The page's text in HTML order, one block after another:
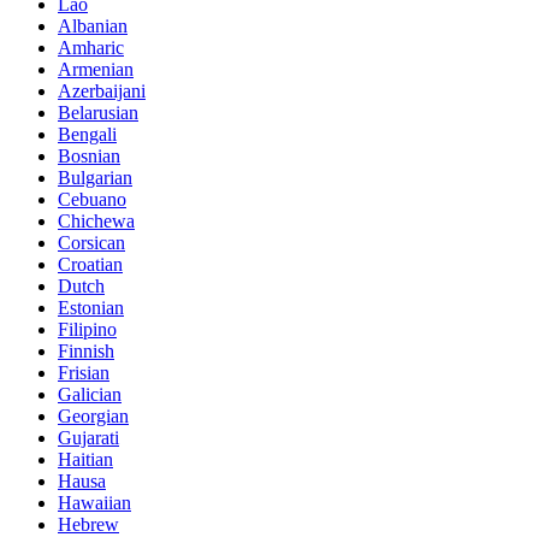
Lao
Albanian
Amharic
Armenian
Azerbaijani
Belarusian
Bengali
Bosnian
Bulgarian
Cebuano
Chichewa
Corsican
Croatian
Dutch
Estonian
Filipino
Finnish
Frisian
Galician
Georgian
Gujarati
Haitian
Hausa
Hawaiian
Hebrew